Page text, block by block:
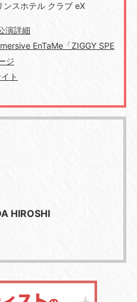
スホテル クラブ eX
演詳細
EnTaMe「ZIGGY SPE
ジ
ト
HIROSHI